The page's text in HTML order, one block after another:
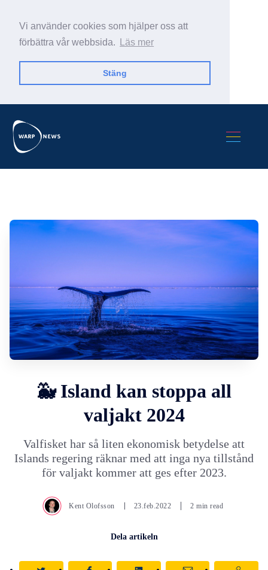
Vi använder cookies som hjälper oss att
förbättra vår webbsida.
Läs mer
Stäng
🐳 Island kan stoppa all
valjakt 2024
Valfisket har så liten ekonomisk betydelse att
Islands regering räknar med att inga nya tillstånd
för valjakt kommer att ges efter 2023.
Kent Olofsson 23.feb.2022 2 min read
Dela artikeln